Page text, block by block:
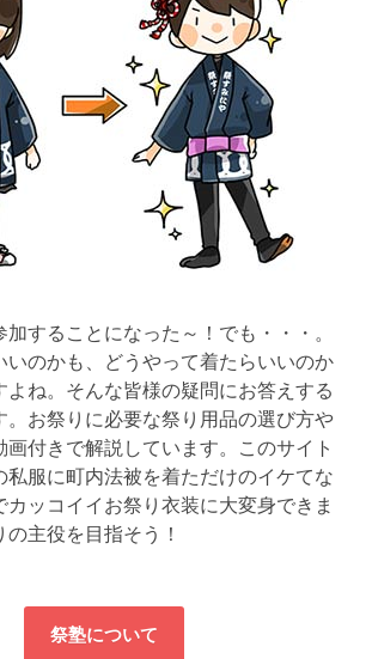
することになった～！でも・・・。
いのかも、どうやって着たらいいのか
よね。そんな皆様の疑問にお答えする
。お祭りに必要な祭り用品の選び方や
画付きで解説しています。このサイト
私服に町内法被を着ただけのイケてな
カッコイイお祭り衣装に大変身できま
主役を目指そう！
祭塾について